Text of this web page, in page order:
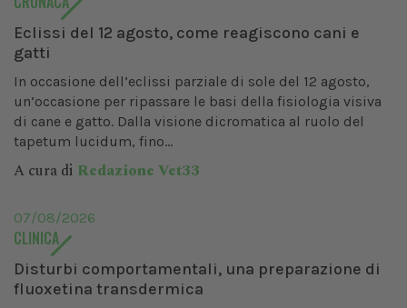
Eclissi del 12 agosto, come reagiscono cani e
gatti
In occasione dell’eclissi parziale di sole del 12 agosto,
un’occasione per ripassare le basi della fisiologia visiva
di cane e gatto. Dalla visione dicromatica al ruolo del
tapetum lucidum, fino...
A cura di Redazione Vet33
07/08/2026
CLINICA
Disturbi comportamentali, una preparazione di
fluoxetina transdermica